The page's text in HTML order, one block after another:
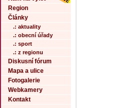
Region
Články
.: aktuality
.: obecní úřady
.: sport
.: z regionu
Diskusní fórum
Mapa a ulice
Fotogalerie
Webkamery
Kontakt